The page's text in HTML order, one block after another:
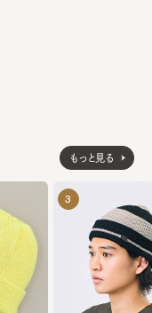
もっと見る
3